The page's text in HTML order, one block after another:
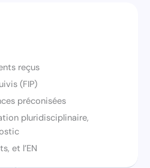
reçus
(FIP)
préconisées
pluridisciplinaire,
et l’EN